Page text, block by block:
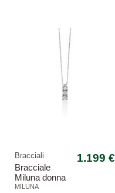
Bracciali
Bracciale
Miluna donna
CLD4115
MILUNA
1.199 €